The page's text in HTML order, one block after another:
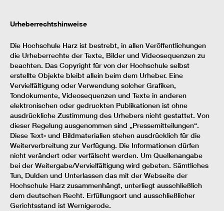
Urheberrechtshinweise
Die Hochschule Harz ist bestrebt, in allen Veröffentlichungen
die Urheberrechte der Texte, Bilder und Videosequenzen zu
beachten. Das Copyright für von der Hochschule selbst
erstellte Objekte bleibt allein beim dem Urheber. Eine
Vervielfältigung oder Verwendung solcher Grafiken,
Tondokumente, Videosequenzen und Texte in anderen
elektronischen oder gedruckten Publikationen ist ohne
ausdrückliche Zustimmung des Urhebers nicht gestattet. Von
dieser Regelung ausgenommen sind „Pressemitteilungen“.
Diese Text- und Bildmaterialien stehen ausdrücklich für die
Weiterverbreitung zur Verfügung. Die Informationen dürfen
nicht verändert oder verfälscht werden. Um Quellenangabe
bei der Weitergabe/Vervielfältigung wird gebeten. Sämtliches
Tun, Dulden und Unterlassen das mit der Webseite der
Hochschule Harz zusammenhängt, unterliegt ausschließlich
dem deutschen Recht. Erfüllungsort und ausschließlicher
Gerichtsstand ist Wernigerode.